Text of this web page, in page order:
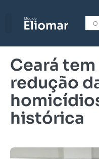
Ceará
redução
histórica